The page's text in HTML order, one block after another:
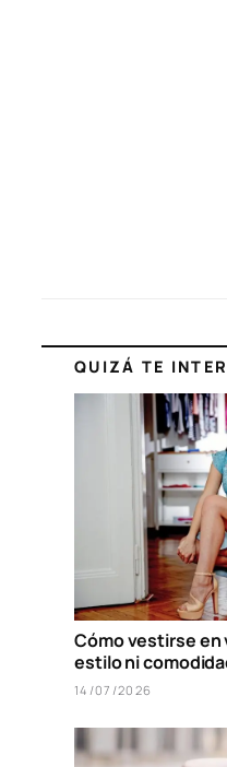
QUIZÁ TE
Cómo vestirse en
estilo ni
14/07/2026